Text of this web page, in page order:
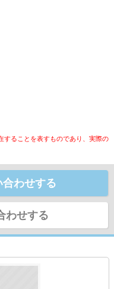
ることを表すものであり、実際の
わせする
わせする